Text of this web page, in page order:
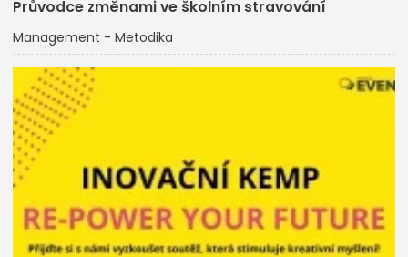
Průvodce změnami ve školním stravování
Management - Metodika